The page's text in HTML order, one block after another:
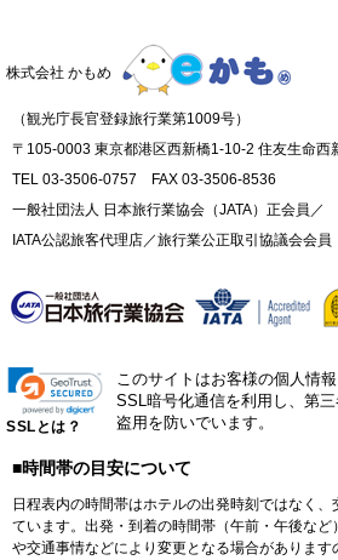
株式会社 かもめ
（観光庁長官登録旅行業第1009号）
〒105-0003 東京都港区西新橋1-10-2 住友生命西
TEL 03-3506-0757 FAX 03-3506-8536
一般社団法人 日本旅行業協会（JATA）正会員／
IATA公認旅客代理店／旅行業公正取引協議会会員
SSLとは？
このサイトはお客様の個人情
SSL暗号化通信を利用し、第
盗用を防いでいます。
■時間帯の目安について
日程表内の時間帯はホテルの出発時刻ではなく
ています。出発・到着の時間帯（午前・午後な
や交通事情などにより変更となる場合がありま